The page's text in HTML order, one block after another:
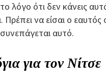
λόγο ότι δεν κάνεις
Πρέπει να είσαι ο εαυτός
αυτό.
για τον Νίτσε